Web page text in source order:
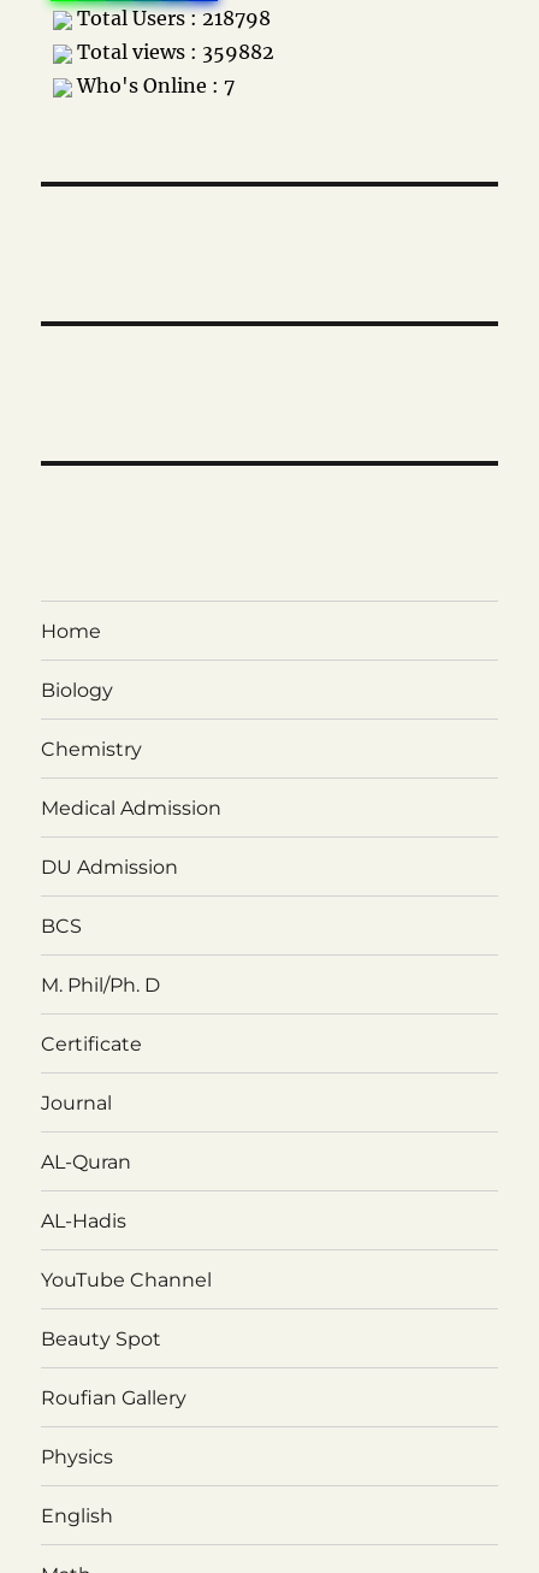
Total Users : 218798
Total views : 359882
Who's Online : 7
Home
Biology
Chemistry
Medical Admission
DU Admission
BCS
M. Phil/Ph. D
Certificate
Journal
AL-Quran
AL-Hadis
YouTube Channel
Beauty Spot
Roufian Gallery
Physics
English